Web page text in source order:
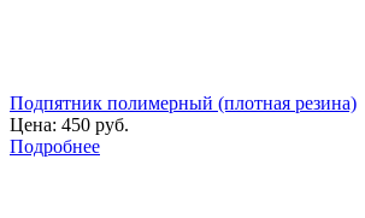
Подпятник полимерный (плотная резина)
Цена: 450 руб.
Подробнее